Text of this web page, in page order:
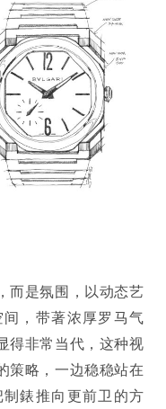
而是氛围，以动态艺
，带著浓厚罗马气
得非常当代，这种视
策略，一边稳稳站在
錶推向更前卫的方